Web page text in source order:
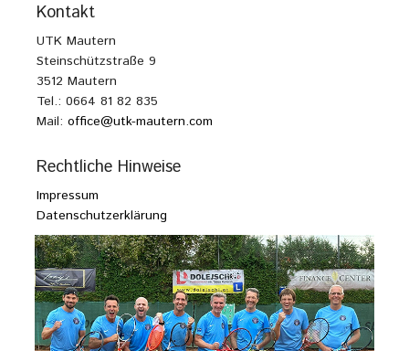
Kontakt
UTK Mautern
Steinschützstraße 9
3512 Mautern
Tel.: 0664 81 82 835
Mail: office@utk-mautern.com
Rechtliche Hinweise
Impressum
Datenschutzerklärung